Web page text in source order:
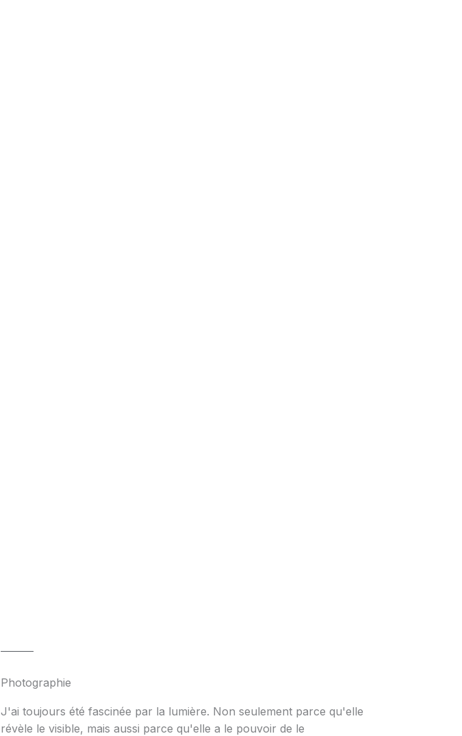
Photographie
J'ai toujours été fascinée par la lumière. Non seulement parce qu'elle
révèle le visible, mais aussi parce qu'elle a le pouvoir de le